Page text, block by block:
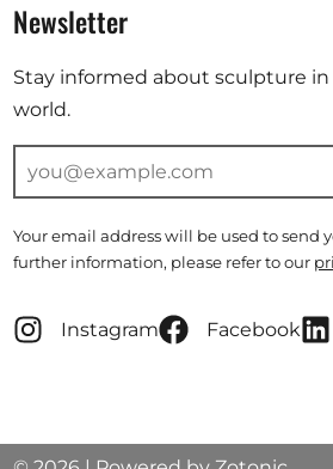
Newsletter
Stay informed about sculpture
world.
Your email address will be used to send
further information, please refer to our
Instagram Facebook